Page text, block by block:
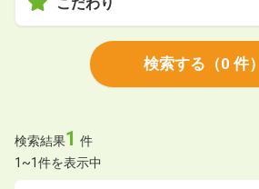
検索する （0 件）
検索結果1 件
1~1件を表示中